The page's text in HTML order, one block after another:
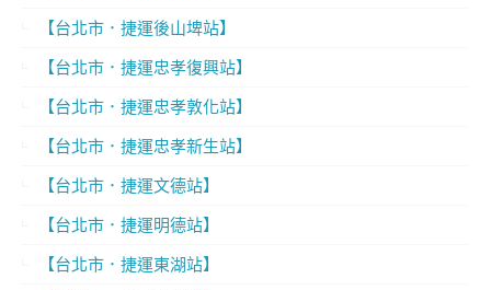
【台北市．捷運後山埤站】
【台北市．捷運忠孝復興站】
【台北市．捷運忠孝敦化站】
【台北市．捷運忠孝新生站】
【台北市．捷運文德站】
【台北市．捷運明德站】
【台北市．捷運東湖站】